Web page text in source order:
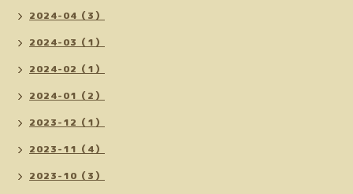
2024-04（3）
2024-03（1）
2024-02（1）
2024-01（2）
2023-12（1）
2023-11（4）
2023-10（3）